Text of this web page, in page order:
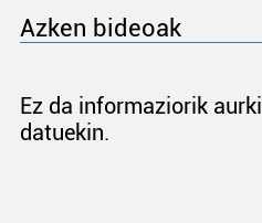
Azken bideoak
Ez da informaziorik
datuekin.